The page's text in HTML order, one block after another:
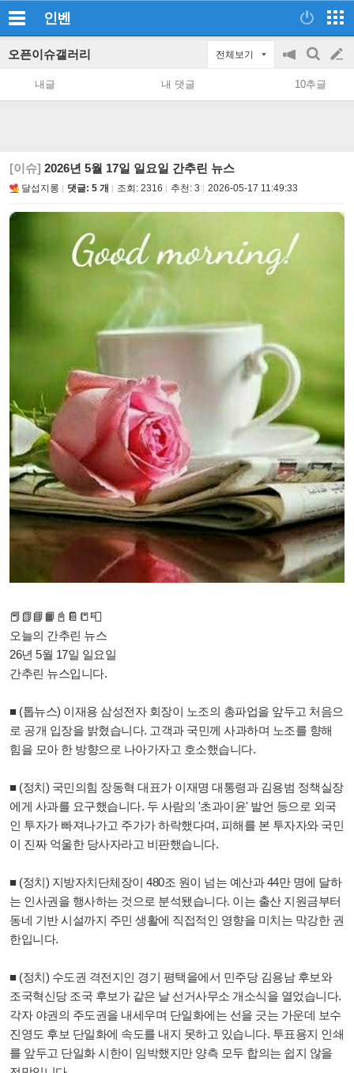
인벤
오픈이슈갤러리 전체보기
공
지
on/off
검
색
글
쓰
내글 내 댓글 10추글
[이슈] 2026년 5월 17일 일요일 간추린 뉴스
달섭지롱 댓글: 5 개 조회: 2316 추천: 3 2026-05-17 11:49:33
📕📗📘📙📓📔📒📮
오늘의 간추린 뉴스
26년 5월 17일 일요일
간추린 뉴스입니다.
■ (톱뉴스) 이재용 삼성전자 회장이 노조의 총파업을 앞두고 처음으
로 공개 입장을 밝혔습니다. 고객과 국민께 사과하며 노조를 향해
힘을 모아 한 방향으로 나아가자고 호소했습니다.
■ (정치) 국민의힘 장동혁 대표가 이재명 대통령과 김용범 정책실장
에게 사과를 요구했습니다. 두 사람의 '초과이윤' 발언 등으로 외국
인 투자가 빠져나가고 주가가 하락했다며, 피해를 본 투자자와 국민
이 진짜 억울한 당사자라고 비판했습니다.
■ (정치) 지방자치단체장이 480조 원이 넘는 예산과 44만 명에 달하
는 인사권을 행사하는 것으로 분석됐습니다. 이는 출산 지원금부터
동네 기반 시설까지 주민 생활에 직접적인 영향을 미치는 막강한 권
한입니다.
■ (정치) 수도권 격전지인 경기 평택을에서 민주당 김용남 후보와
조국혁신당 조국 후보가 같은 날 선거사무소 개소식을 열었습니다.
각자 야권의 주도권을 내세우며 단일화에는 선을 긋는 가운데 보수
진영도 후보 단일화에 속도를 내지 못하고 있습니다. 투표용지 인쇄
를 앞두고 단일화 시한이 임박했지만 양측 모두 합의는 쉽지 않을